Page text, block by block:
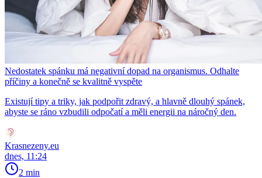
Nedostatek spánku má negativní dopad na organismus. Odhalte
příčiny a konečně se kvalitně vyspěte
Existují tipy a triky, jak podpořit zdravý, a hlavně dlouhý spánek,
abyste se ráno vzbudili odpočatí a měli energii na náročný den.
Krasnezeny.eu
dnes, 11:24
2 min